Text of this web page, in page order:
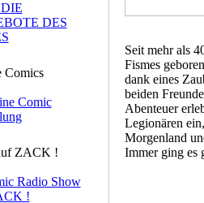
DES
Comics
ZACK !
Seit mehr als
Fismes
dank eines
beiden
Abenteuer
Legionären
Morgenland
Immer ging es